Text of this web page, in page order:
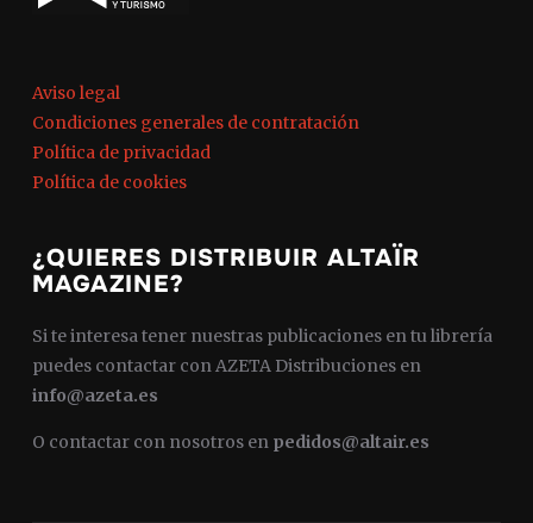
Aviso legal
Condiciones generales de contratación
Política de privacidad
Política de cookies
¿QUIERES DISTRIBUIR ALTAÏR
MAGAZINE?
Si te interesa tener nuestras publicaciones en tu librería
puedes contactar con AZETA Distribuciones en
info@azeta.es
O contactar con nosotros en pedidos@altair.es